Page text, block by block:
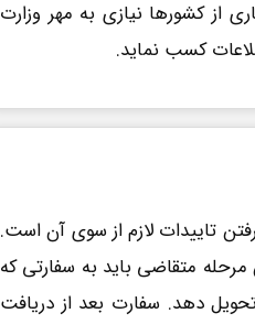
از کشورها نیازی به مهر وزارت
کسب نماید.
تاییدات لازم از سوی آن است.
متقاضی باید به سفارتی که
دهد. سفارت بعد از دریافت